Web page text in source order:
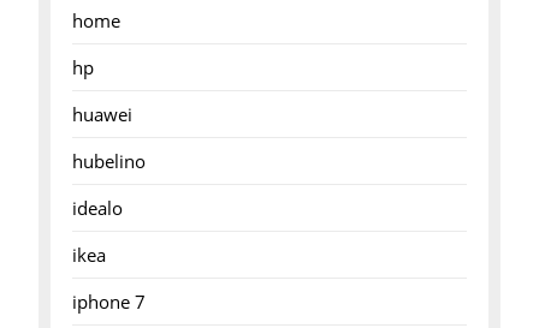
home
hp
huawei
hubelino
idealo
ikea
iphone 7